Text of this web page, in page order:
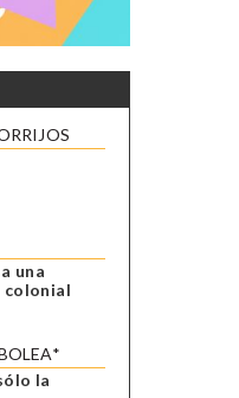
una
colonial
la